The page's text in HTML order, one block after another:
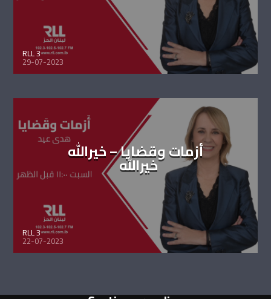
RLL 3
29-07-2023
أزمات وقضايا – خيرالله
خيرالله
RLL 3
22-07-2023